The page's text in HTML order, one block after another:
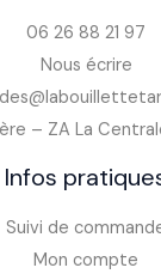
06 26 88 21 97
Nous écrire
– ZA La
Infos
Suivi de
Mon compte